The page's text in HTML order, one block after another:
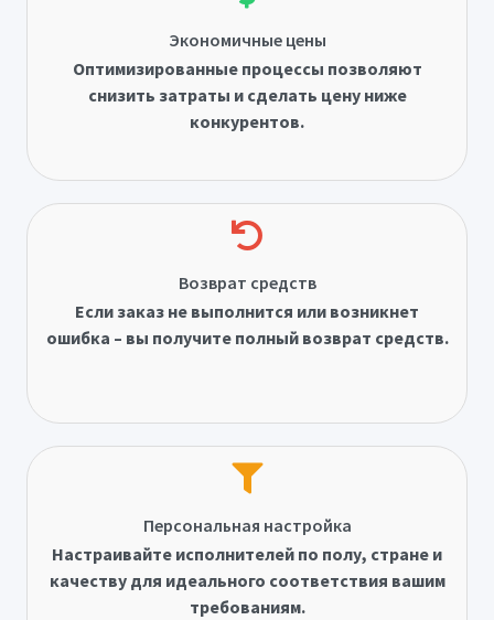
Экономичные цены
Оптимизированные процессы позволяют
снизить затраты и сделать цену ниже
конкурентов.
Возврат средств
Если заказ не выполнится или возникнет
ошибка – вы получите полный возврат средств.
Персональная настройка
Настраивайте исполнителей по полу, стране и
качеству для идеального соответствия вашим
требованиям.